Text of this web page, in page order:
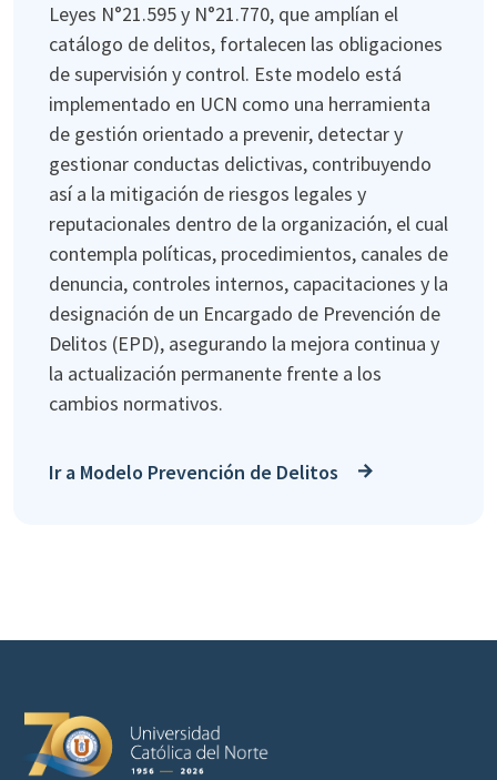
Leyes N°21.595 y N°21.770, que amplían el
catálogo de delitos, fortalecen las obligaciones
de supervisión y control. Este modelo está
implementado en UCN como una herramienta
de gestión orientado a prevenir, detectar y
gestionar conductas delictivas, contribuyendo
así a la mitigación de riesgos legales y
reputacionales dentro de la organización, el cual
contempla políticas, procedimientos, canales de
denuncia, controles internos, capacitaciones y la
designación de un Encargado de Prevención de
Delitos (EPD), asegurando la mejora continua y
la actualización permanente frente a los
cambios normativos.
Ir a Modelo Prevención de Delitos